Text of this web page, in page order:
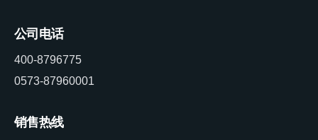
公司电话
400-8796775
0573-87960001
销售热线